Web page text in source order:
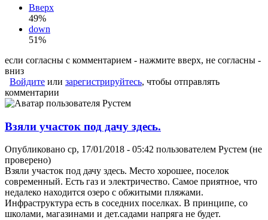
Вверх
49%
down
51%
если согласны с комментарием - нажмите вверх, не согласны -
вниз
Войдите или зарегистрируйтесь, чтобы отправлять
комментарии
Взяли участок под дачу здесь.
Опубликовано ср, 17/01/2018 - 05:42 пользователем Рустем (не
проверено)
Взяли участок под дачу здесь. Место хорошее, поселок
современный. Есть газ и электричество. Самое приятное, что
недалеко находится озеро с обжитыми пляжами.
Инфраструктура есть в соседних поселках. В принципе, со
школами, магазинами и дет.садами напряга не будет.